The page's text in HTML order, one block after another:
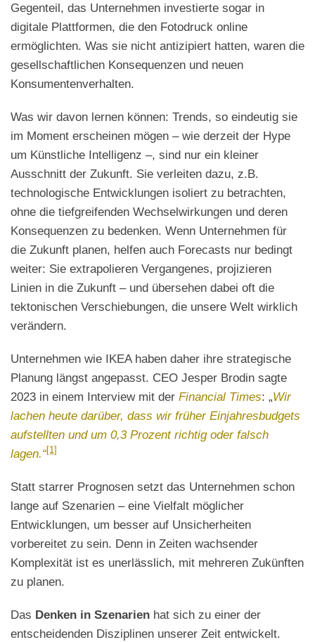
Gegenteil, das Unternehmen investierte sogar in
digitale Plattformen, die den Fotodruck online
ermöglichten. Was sie nicht antizipiert hatten, waren die
gesellschaftlichen Konsequenzen und neuen
Konsumentenverhalten.
Was wir davon lernen können: Trends, so eindeutig sie
im Moment erscheinen mögen – wie derzeit der Hype
um Künstliche Intelligenz –, sind nur ein kleiner
Ausschnitt der Zukunft. Sie verleiten dazu, z.B.
technologische Entwicklungen isoliert zu betrachten,
ohne die tiefgreifenden Wechselwirkungen und deren
Konsequenzen zu bedenken. Wenn Unternehmen für
die Zukunft planen, helfen auch Forecasts nur bedingt
weiter: Sie extrapolieren Vergangenes, projizieren
Linien in die Zukunft – und übersehen dabei oft die
tektonischen Verschiebungen, die unsere Welt wirklich
verändern.
Unternehmen wie IKEA haben daher ihre strategische
Planung längst angepasst. CEO Jesper Brodin sagte
2023 in einem Interview mit der Financial Times: „Wir
lachen heute darüber, dass wir früher Einjahresbudgets
aufstellten und um 0,3 Prozent richtig oder falsch
lagen.“[1]
Statt starrer Prognosen setzt das Unternehmen schon
lange auf Szenarien – eine Vielfalt möglicher
Entwicklungen, um besser auf Unsicherheiten
vorbereitet zu sein. Denn in Zeiten wachsender
Komplexität ist es unerlässlich, mit mehreren Zukünften
zu planen.
Das Denken in Szenarien hat sich zu einer der
entscheidenden Disziplinen unserer Zeit entwickelt.